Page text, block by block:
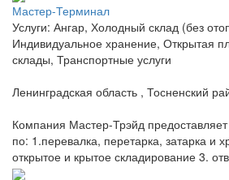
Мастер-Терминал
Услуги: Ангар, Холодный склад (без
Индивидуальное хранение, Открытая
склады, Транспортные услуги
Ленинградская область , Тосненский
Компания Мастер-Трэйд предоставляет
по: 1.перевалка, перетарка, затарка и
открытое и крытое складирование 3.